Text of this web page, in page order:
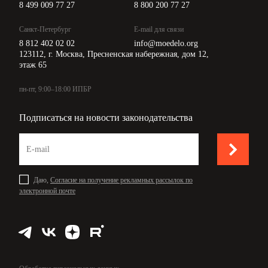
8 499 009 77 27
Санкт-Петербург
8 812 402 02 02
8 800 200 77 27
E-mail для связи
info@moedelo.org
123112, г. Москва, Пресненская набережная, дом 12,
этаж 65
пн-пт, 9:00–18:00 ИПБР
Подписаться на новости законодательства
Даю, Согласие на получение рекламных рассылок по
электронной почте